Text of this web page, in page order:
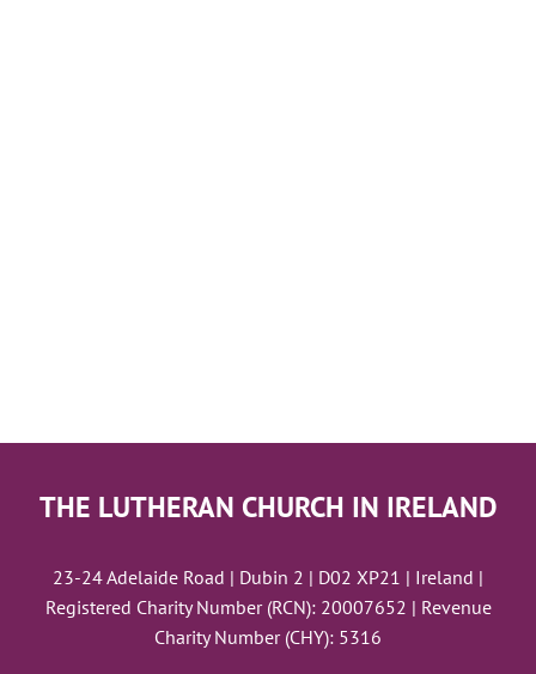
THE LUTHERAN CHURCH IN IRELAND
23-24 Adelaide Road | Dubin 2 | D02 XP21 | Ireland |
Registered Charity Number (RCN): 20007652 | Revenue
Charity Number (CHY): 5316